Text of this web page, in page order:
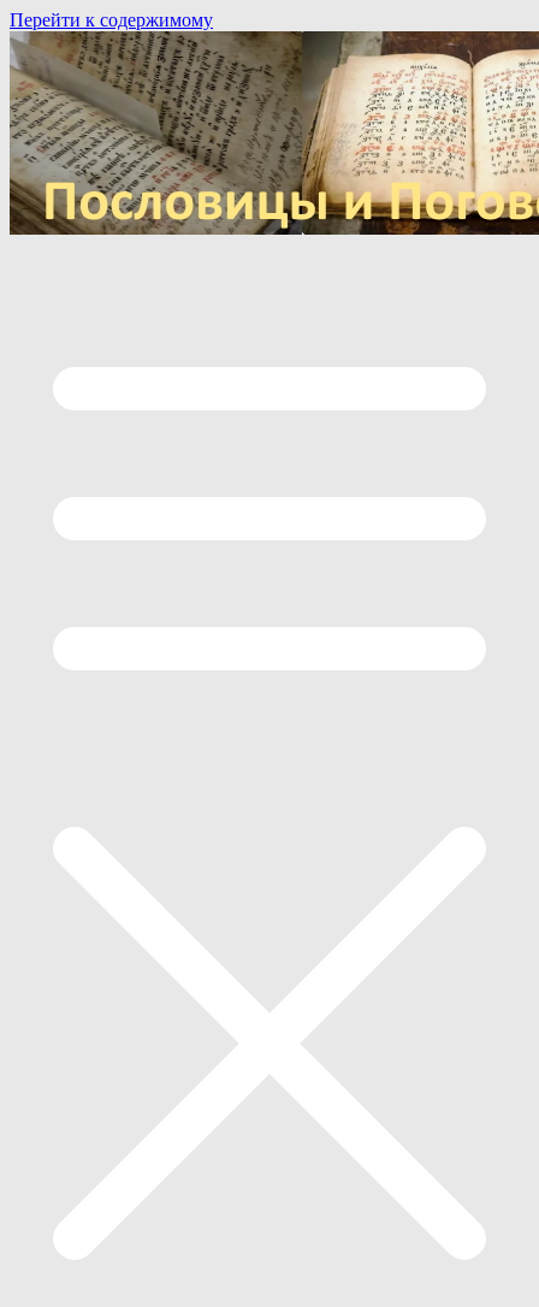
Перейти к содержимому